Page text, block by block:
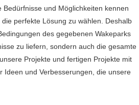
und Möglichkeiten kennen
perfekte Lösung zu wählen. Deshalb
des gegebenen Wakeparks
zu liefern, sondern auch die gesamte
Projekte und fertigen Projekte mit
Ideen und Verbesserungen, die unsere